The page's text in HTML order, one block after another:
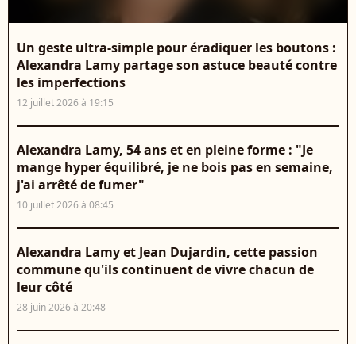
Un geste ultra-simple pour éradiquer les boutons :
Alexandra Lamy partage son astuce beauté contre
les imperfections
12 juillet 2026 à 19:15
Alexandra Lamy, 54 ans et en pleine forme : "Je
mange hyper équilibré, je ne bois pas en semaine,
j'ai arrêté de fumer"
10 juillet 2026 à 08:45
Alexandra Lamy et Jean Dujardin, cette passion
commune qu'ils continuent de vivre chacun de
leur côté
28 juin 2026 à 20:48